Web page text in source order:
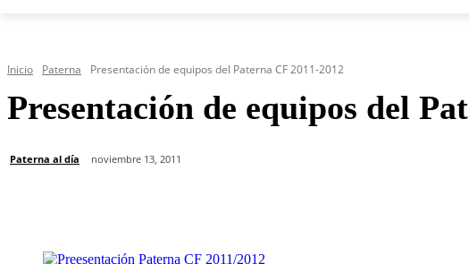
Inicio Paterna Presentación de equipos del Paterna CF 2011-2012
Presentación de equipos del
Paterna al día noviembre 13, 2011